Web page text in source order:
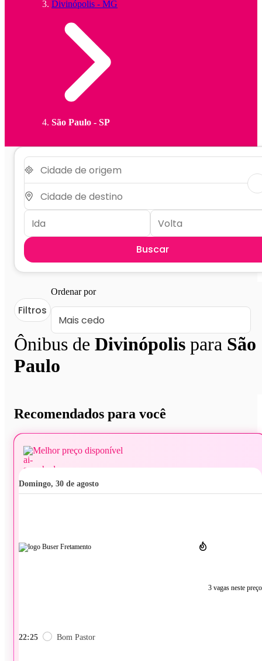
Divinópolis - MG
São Paulo - SP
Buscar
Ônibus de Divinópolis para São
Paulo
Filtros
Ordenar por
Recomendados para você
Melhor preço disponível
domingo, 30 de agosto
3 vagas neste preço
22:25 Bom Pastor